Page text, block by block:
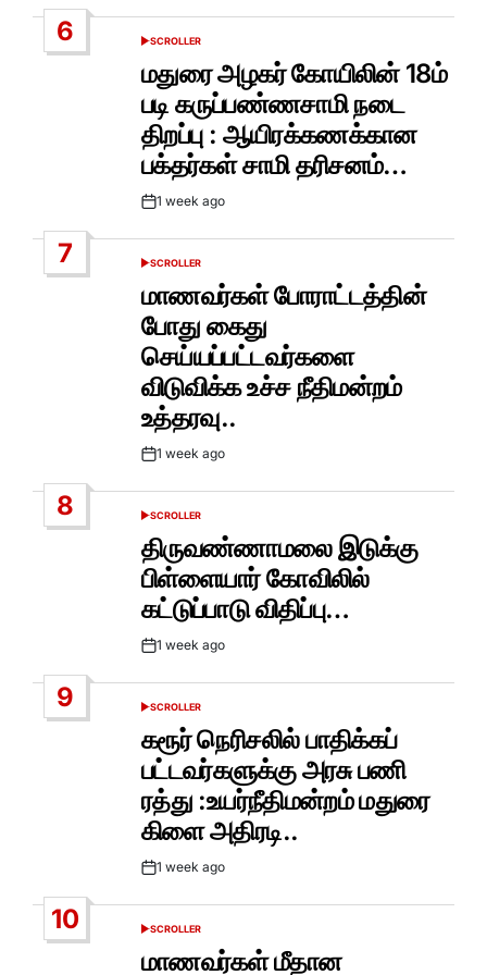
6
POSTED
SCROLLER
மதுரை அழகர் கோயிலின் 18ம்
படி கருப்பண்ணசாமி நடை
திறப்பு : ஆயிரக்கணக்கான
பக்தர்கள் சாமி தரிசனம்…
Post1 week ago
7
POSTED
SCROLLER
மாணவர்கள் போராட்டத்தின்
போது கைது
செய்யப்பட்டவர்களை
விடுவிக்க உச்ச நீதிமன்றம்
உத்தரவு..
Post1 week ago
8
POSTED
SCROLLER
திருவண்ணாமலை இடுக்கு
பிள்ளையார் கோவிலில்
கட்டுப்பாடு விதிப்பு…
Post1 week ago
9
POSTED
SCROLLER
கரூர் நெரிசலில் பாதிக்கப்
பட்டவர்களுக்கு அரசு பணி
ரத்து :உயர்நீதிமன்றம் மதுரை
கிளை அதிரடி..
Post1 week ago
10
POSTED
SCROLLER
மாணவர்கள் மீதான